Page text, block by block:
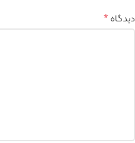
دیدگاه*